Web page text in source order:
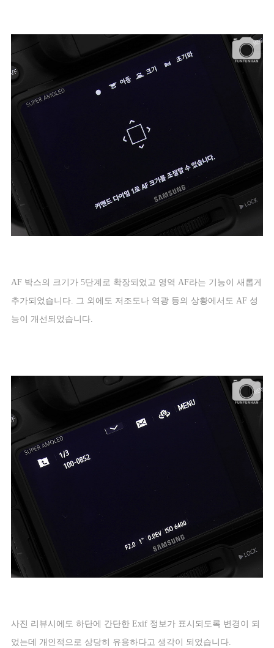
AF 박스의 크기가 5단계로 확장되었고 영역 AF라는 기능이 새롭게
추가되었습니다. 그 외에도 저조도나 역광 등의 상황에서도 AF 성
능이 개선되었습니다.
사진 리뷰시에도 하단에 간단한 Exif 정보가 표시되도록 변경이 되
었는데 개인적으로 상당히 유용하다고 생각이 되었습니다.